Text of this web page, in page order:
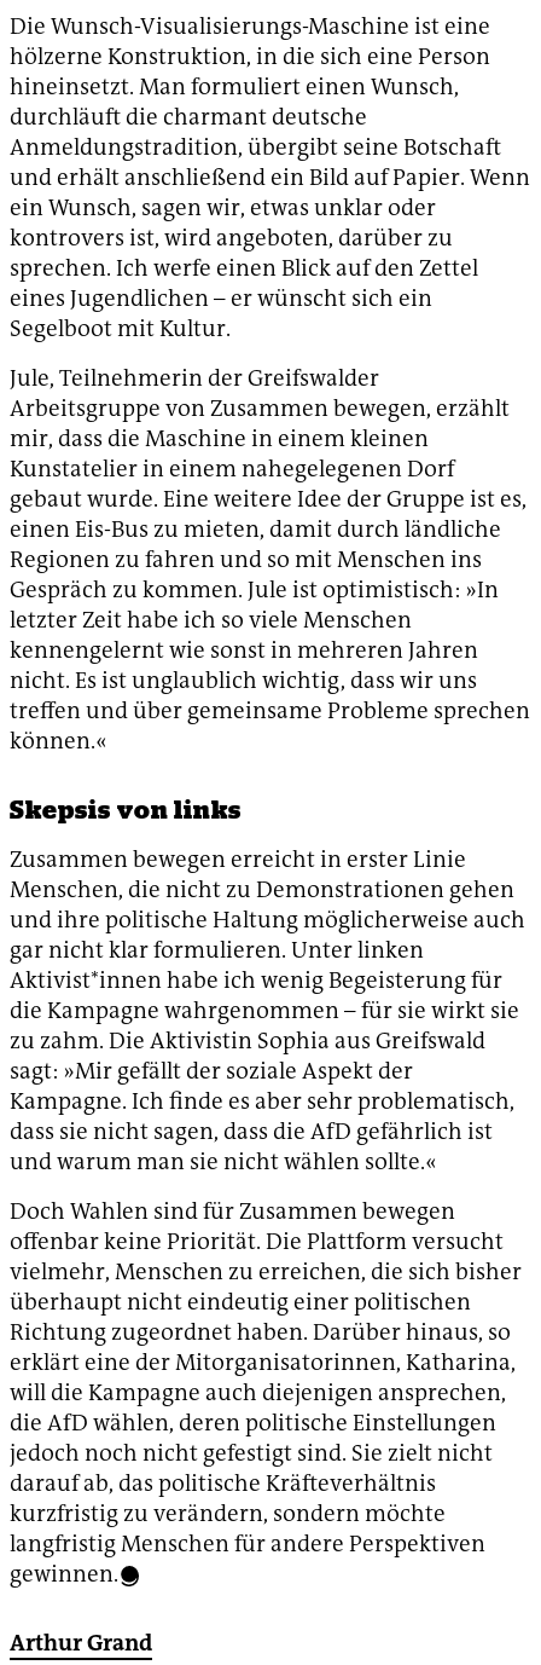
Die Wunsch-Visualisierungs-Maschine ist eine
hölzerne Konstruktion, in die sich eine Person
hineinsetzt. Man formuliert einen Wunsch,
durchläuft die charmant deutsche
Anmeldungstradition, übergibt seine Botschaft
und erhält anschließend ein Bild auf Papier. Wenn
ein Wunsch, sagen wir, etwas unklar oder
kontrovers ist, wird angeboten, darüber zu
sprechen. Ich werfe einen Blick auf den Zettel
eines Jugendlichen – er wünscht sich ein
Segelboot mit Kultur.
Jule, Teilnehmerin der Greifswalder
Arbeitsgruppe von Zusammen bewegen, erzählt
mir, dass die Maschine in einem kleinen
Kunstatelier in einem nahegelegenen Dorf
gebaut wurde. Eine weitere Idee der Gruppe ist es,
einen Eis-Bus zu mieten, damit durch ländliche
Regionen zu fahren und so mit Menschen ins
Gespräch zu kommen. Jule ist optimistisch: »In
letzter Zeit habe ich so viele Menschen
kennengelernt wie sonst in mehreren Jahren
nicht. Es ist unglaublich wichtig, dass wir uns
treffen und über gemeinsame Probleme sprechen
können.«
Skepsis von links
Zusammen bewegen erreicht in erster Linie
Menschen, die nicht zu Demonstrationen gehen
und ihre politische Haltung möglicherweise auch
gar nicht klar formulieren. Unter linken
Aktivist*innen habe ich wenig Begeisterung für
die Kampagne wahrgenommen – für sie wirkt sie
zu zahm. Die Aktivistin Sophia aus Greifswald
sagt: »Mir gefällt der soziale Aspekt der
Kampagne. Ich finde es aber sehr problematisch,
dass sie nicht sagen, dass die AfD gefährlich ist
und warum man sie nicht wählen sollte.«
Doch Wahlen sind für Zusammen bewegen
offenbar keine Priorität. Die Plattform versucht
vielmehr, Menschen zu erreichen, die sich bisher
überhaupt nicht eindeutig einer politischen
Richtung zugeordnet haben. Darüber hinaus, so
erklärt eine der Mitorganisatorinnen, Katharina,
will die Kampagne auch diejenigen ansprechen,
die AfD wählen, deren politische Einstellungen
jedoch noch nicht gefestigt sind. Sie zielt nicht
darauf ab, das politische Kräfteverhältnis
kurzfristig zu verändern, sondern möchte
langfristig Menschen für andere Perspektiven
gewinnen.
Arthur Grand